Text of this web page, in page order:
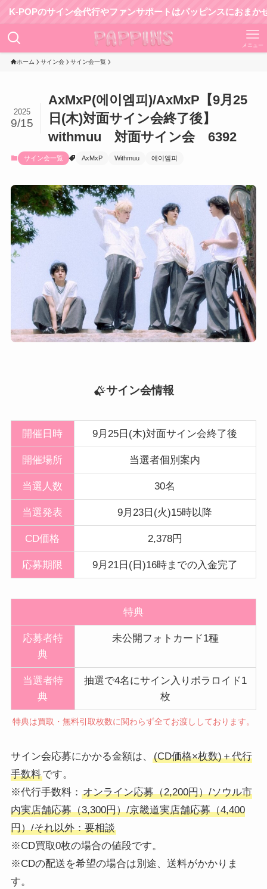
サイン会代行やファンサポートはパッピンスにおまかせ！
メニュー
ホーム サイン会 サイン会一覧
AxMxP(에이엠피)/AxMxP【9月25
日(木)対面サイン会終了後】
withmuu 対面サイン会 6392
2025
9/15
サイン会一覧 AxMxP Withmuu 에이엠피
サイン会情報
開催日時 9月25日(木)対面サイン会終了後
開催場所 当選者個別案内
当選人数 30名
当選発表 9月23日(火)15時以降
CD価格 2,378円
応募期限 9月21日(日)16時までの入金完了
特典
応募者特
典
未公開フォトカード1種
当選者特
典
抽選で4名にサイン入りポラロイド1
枚
特典は買取・無料引取枚数に関わらず全てお渡ししております。
サイン会応募にかかる金額は、
(CD価格×枚数)＋代行
手数料です。
※代行手数料： オンライン応募（2,200円）/ソウル市
内実店舗応募（3,300円）/京畿道実店舗応募（4,400
円）/それ以外：要相談
※CD買取0枚の場合の値段です。
※CDの配送を希望の場合は別途、送料がかかりま
す。